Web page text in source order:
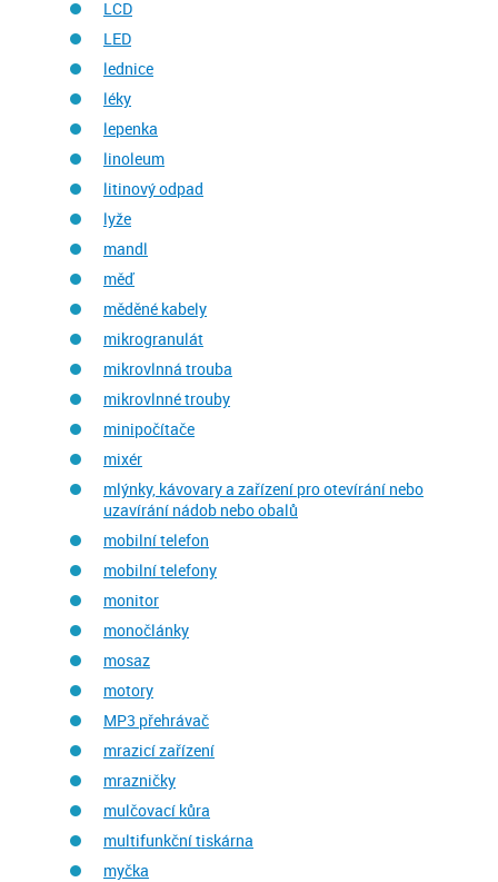
LCD
LED
lednice
léky
lepenka
linoleum
litinový odpad
lyže
mandl
měď
měděné kabely
mikrogranulát
mikrovlnná trouba
mikrovlnné trouby
minipočítače
mixér
mlýnky, kávovary a zařízení pro otevírání nebo
uzavírání nádob nebo obalů
mobilní telefon
mobilní telefony
monitor
monočlánky
mosaz
motory
MP3 přehrávač
mrazicí zařízení
mrazničky
mulčovací kůra
multifunkční tiskárna
myčka